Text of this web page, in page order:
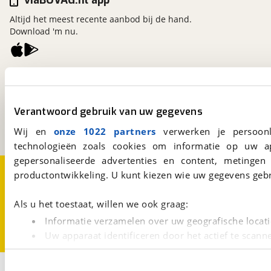
Verantwoord gebruik van uw gegevens
Wij en onze 1022 partners verwerken je
technologieën zoals cookies om informatie op
gepersonaliseerde advertenties en content,
productontwikkeling. U kunt kiezen wie uw gegevens
Als u het toestaat, willen we ook graag:
Informatie verzamelen over uw geografische
Uw apparaat identificeren door het actief te
Lees meer over hoe uw persoonlijke gegevens worden
3981 AJ
Bunnik
Een initiatief van
BOVAG
Altijd het meest recente aanbod bij de hand.
Download 'm nu.
Over viaBOVAG.nl Disclaimer- en Privacyverklaring
CookievoorkeurenVacatures